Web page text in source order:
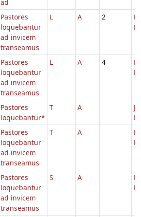
ad
Pastores
loquebantur
ad invicem
transeamus
L A 2
Pastores
loquebantur
ad invicem
transeamus
L A 4
Pastores
loquebantur*
T A
Pastores
loquebantur
ad invicem
transeamus
T A
Pastores
loquebantur
ad invicem
transeamus
S A